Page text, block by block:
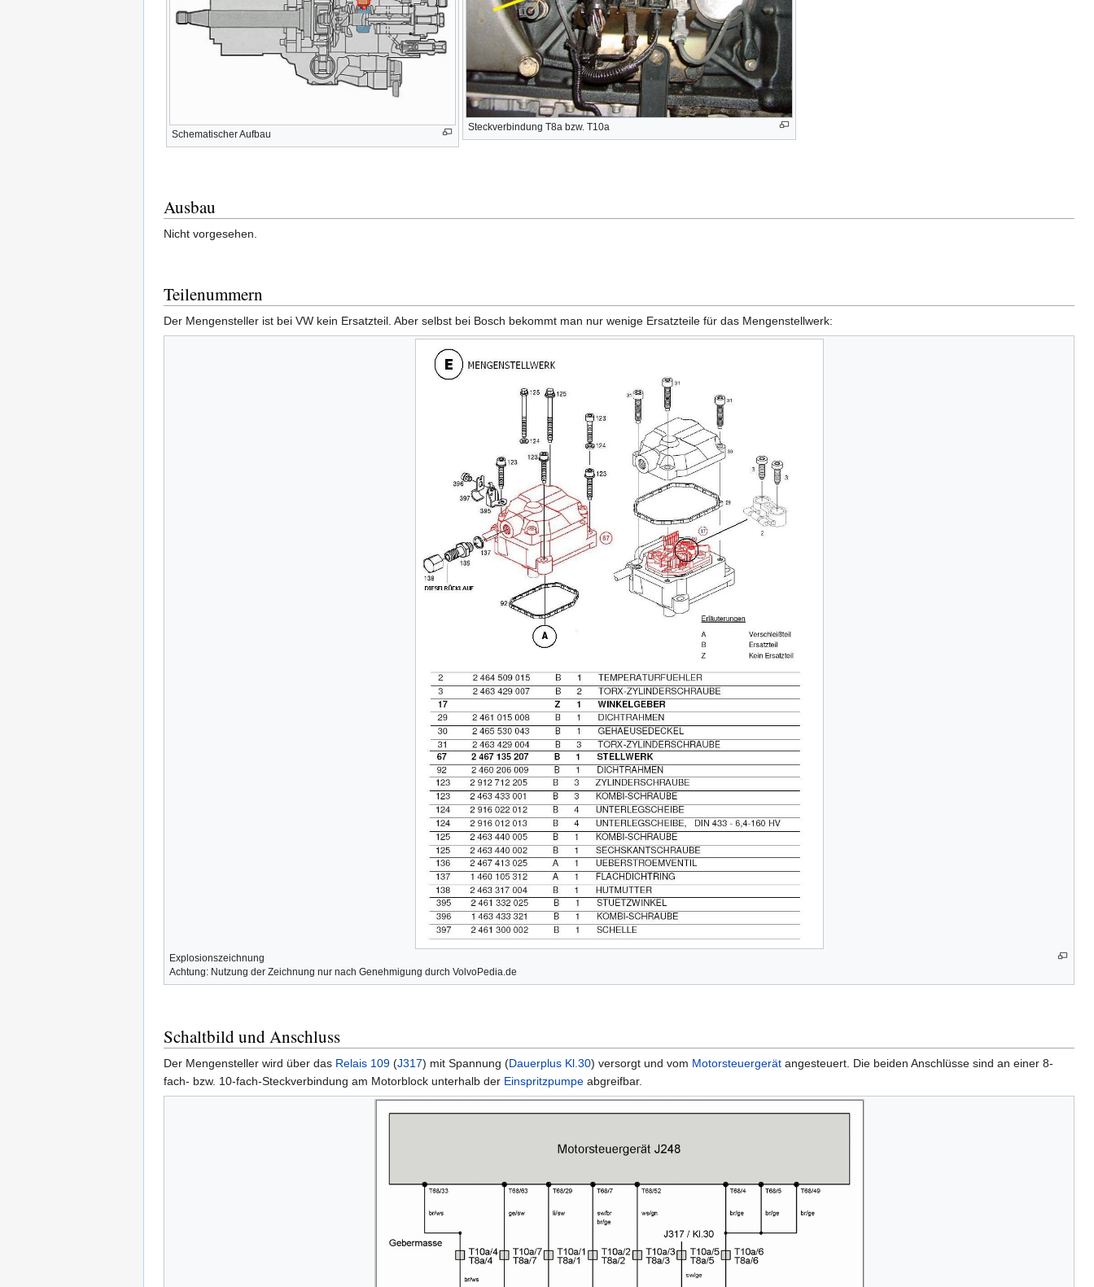
Schematischer Aufbau
Steckverbindung T8a bzw. T10a
Ausbau
Nicht vorgesehen.
Teilenummern
Der Mengensteller ist bei VW kein Ersatzteil. Aber selbst bei Bosch bekommt man nur wenige Ersatzteile für das Mengenstellwerk:
Explosionszeichnung
Achtung: Nutzung der Zeichnung nur nach Genehmigung durch VolvoPedia.de
Schaltbild und Anschluss
Der Mengensteller wird über das Relais 109 (J317) mit Spannung (Dauerplus Kl.30) versorgt und vom Motorsteuergerät angesteuert. Die beiden Anschlüsse sind an einer 8-
fach- bzw. 10-fach-Steckverbindung am Motorblock unterhalb der Einspritzpumpe abgreifbar.